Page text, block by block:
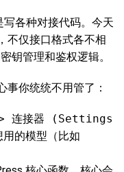
各种对接代码。今天
不仅接口格式各不相
钥管理和鉴权逻辑。
事你统统不用管了：
连接器 (Settings
的模型（比如